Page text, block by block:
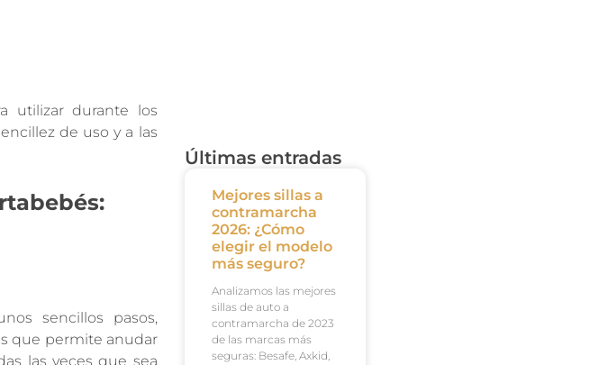
utilizar durante los
de uso y a las
sencillos pasos,
que permite anudar
las veces que sea
Últimas entradas
Mejores sillas a
contramarcha
2026: ¿Cómo
elegir el modelo
más seguro?
Analizamos las mejores
sillas de auto a
contramarcha de 2023
de las marcas más
seguras: Besafe, Axkid,